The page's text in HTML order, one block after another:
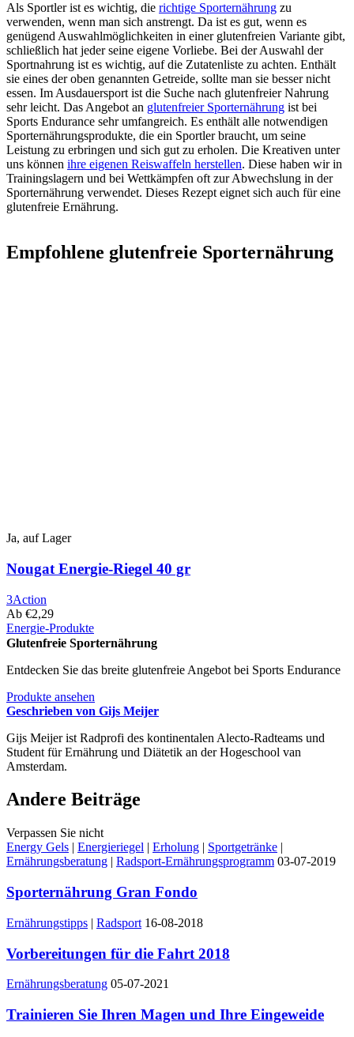
Als Sportler ist es wichtig, die richtige Sporternährung zu
verwenden, wenn man sich anstrengt. Da ist es gut, wenn es
genügend Auswahlmöglichkeiten in einer glutenfreien Variante gibt,
schließlich hat jeder seine eigene Vorliebe. Bei der Auswahl der
Sportnahrung ist es wichtig, auf die Zutatenliste zu achten. Enthält
sie eines der oben genannten Getreide, sollte man sie besser nicht
essen. Im Ausdauersport ist die Suche nach glutenfreier Nahrung
sehr leicht. Das Angebot an glutenfreier Sporternährung ist bei
Sports Endurance sehr umfangreich. Es enthält alle notwendigen
Sporternährungsprodukte, die ein Sportler braucht, um seine
Leistung zu erbringen und sich gut zu erholen. Die Kreativen unter
uns können ihre eigenen Reiswaffeln herstellen. Diese haben wir in
Trainingslagern und bei Wettkämpfen oft zur Abwechslung in der
Sporternährung verwendet. Dieses Rezept eignet sich auch für eine
glutenfreie Ernährung.
Empfohlene glutenfreie Sporternährung
Ja, auf Lager
Nougat Energie-Riegel 40 gr
3Action
Ab €2,29
Energie-Produkte
Dieses
hat
Varianten.
Diese
kann
auf
der
ausgewählt
Glutenfreie Sporternährung
Entdecken Sie das breite glutenfreie Angebot bei Sports Endurance
Produkte ansehen
Geschrieben von Gijs Meijer
Gijs Meijer ist Radprofi des kontinentalen Alecto-Radteams und
Student für Ernährung und Diätetik an der Hogeschool van
Amsterdam.
Andere Beiträge
Verpassen Sie nicht
Energy Gels | Energieriegel | Erholung | Sportgetränke |
Ernährungsberatung | Radsport-Ernährungsprogramm 03-07-2019
Sporternährung Gran Fondo
Ernährungstipps | Radsport 16-08-2018
Vorbereitungen für die Fahrt 2018
Ernährungsberatung 05-07-2021
Trainieren Sie Ihren Magen und Ihre Eingeweide